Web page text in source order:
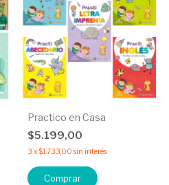
Practico en Casa
$5.199,00
3 x$1.733,00 sin interés
Comprar